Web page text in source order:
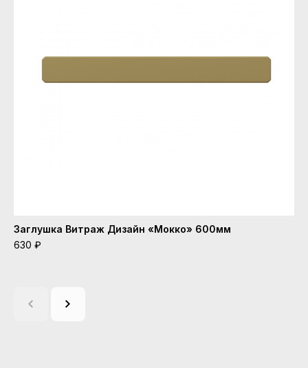
Заглушка Витраж Дизайн «Мокко» 600мм
630 ₽